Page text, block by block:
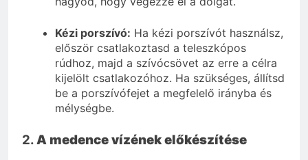
Kézi porszívó: Ha kézi porszívót használsz,
először csatlakoztasd a teleszkópos
rúdhoz, majd a szívócsövet az erre a célra
kijelölt csatlakozóhoz. Ha szükséges, állítsd
be a porszívófejet a megfelelő irányba és
mélységbe.
2.A medence vízének előkészítése